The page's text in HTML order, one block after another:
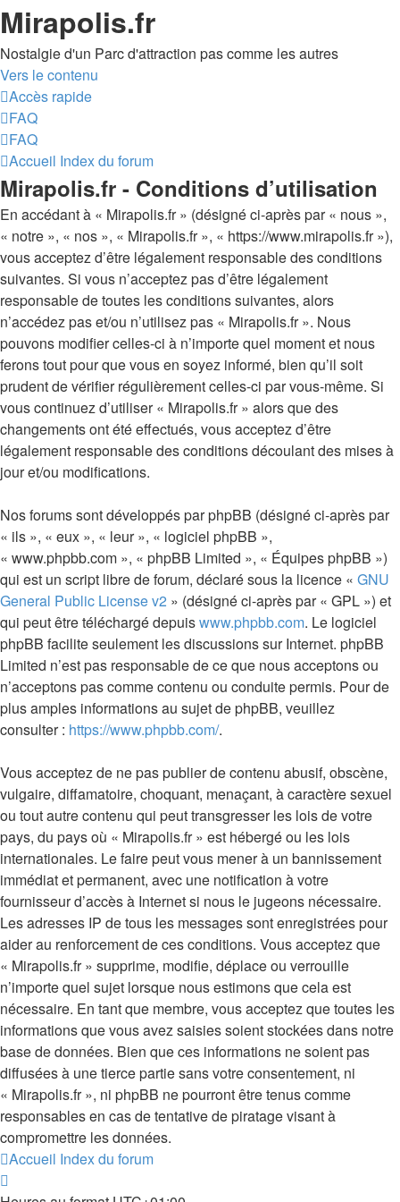
Mirapolis.fr
Nostalgie d'un Parc d'attraction pas comme les autres
Vers le contenu
Accès rapide
FAQ
FAQ
Accueil Index du forum
Mirapolis.fr - Conditions d’utilisation
En accédant à « Mirapolis.fr » (désigné ci-après par « nous »,
« notre », « nos », « Mirapolis.fr », « https://www.mirapolis.fr »),
vous acceptez d’être légalement responsable des conditions
suivantes. Si vous n’acceptez pas d’être légalement
responsable de toutes les conditions suivantes, alors
n’accédez pas et/ou n’utilisez pas « Mirapolis.fr ». Nous
pouvons modifier celles-ci à n’importe quel moment et nous
ferons tout pour que vous en soyez informé, bien qu’il soit
prudent de vérifier régulièrement celles-ci par vous-même. Si
vous continuez d’utiliser « Mirapolis.fr » alors que des
changements ont été effectués, vous acceptez d’être
légalement responsable des conditions découlant des mises à
jour et/ou modifications.
Nos forums sont développés par phpBB (désigné ci-après par
« ils », « eux », « leur », « logiciel phpBB »,
« www.phpbb.com », « phpBB Limited », « Équipes phpBB »)
qui est un script libre de forum, déclaré sous la licence « GNU
General Public License v2 » (désigné ci-après par « GPL ») et
qui peut être téléchargé depuiswww.phpbb.com. Le logiciel
phpBB facilite seulement les discussions sur Internet. phpBB
Limited n’est pas responsable de ce que nous acceptons ou
n’acceptons pas comme contenu ou conduite permis. Pour de
plus amples informations au sujet de phpBB, veuillez
consulter : https://www.phpbb.com/.
Vous acceptez de ne pas publier de contenu abusif, obscène,
vulgaire, diffamatoire, choquant, menaçant, à caractère sexuel
ou tout autre contenu qui peut transgresser les lois de votre
pays, du pays où « Mirapolis.fr » est hébergé ou les lois
internationales. Le faire peut vous mener à un bannissement
immédiat et permanent, avec une notification à votre
fournisseur d’accès à Internet si nous le jugeons nécessaire.
Les adresses IP de tous les messages sont enregistrées pour
aider au renforcement de ces conditions. Vous acceptez que
« Mirapolis.fr » supprime, modifie, déplace ou verrouille
n’importe quel sujet lorsque nous estimons que cela est
nécessaire. En tant que membre, vous acceptez que toutes les
informations que vous avez saisies soient stockées dans notre
base de données. Bien que ces informations ne soient pas
diffusées à une tierce partie sans votre consentement, ni
« Mirapolis.fr », ni phpBB ne pourront être tenus comme
responsables en cas de tentative de piratage visant à
compromettre les données.
Accueil Index du forum